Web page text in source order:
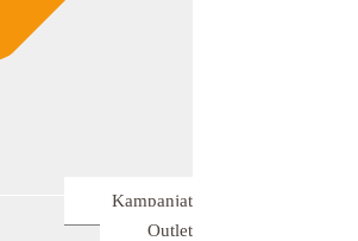
Kampanjat
Outlet